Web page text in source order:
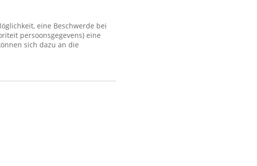
eine Beschwerde bei
persoonsgegevens) eine
sich dazu an die